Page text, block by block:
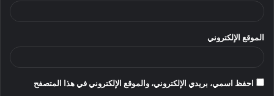
الموقع الإلكتروني
احفظ اسمي، بريدي الإلكتروني، والموقع الإلكتروني في هذا المتصفح